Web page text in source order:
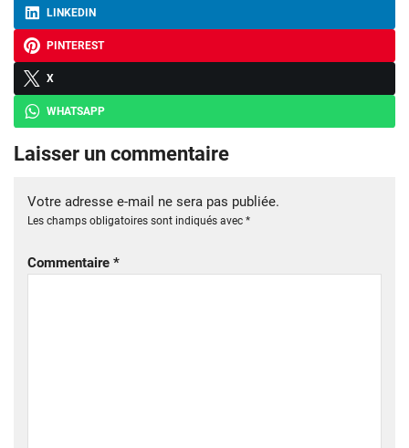
LINKEDIN
PINTEREST
X
WHATSAPP
Laisser un commentaire
Votre adresse e-mail ne sera pas publiée.
Les champs obligatoires sont indiqués avec *
Commentaire *